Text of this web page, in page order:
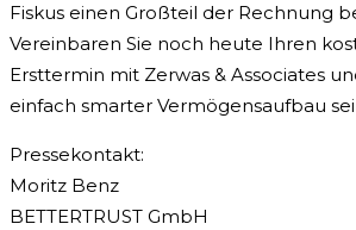
Fiskus einen Großteil der Rechnung
Vereinbaren Sie noch heute Ihren
Ersttermin mit Zerwas & Associates
einfach smarter Vermögensaufbau
Pressekontakt:
Moritz Benz
BETTERTRUST GmbH